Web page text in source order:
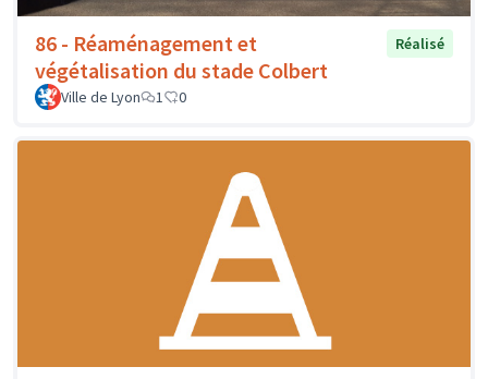
86 - Réaménagement et
végétalisation du stade Colbert
Réalisé
Ville de Lyon 1 0